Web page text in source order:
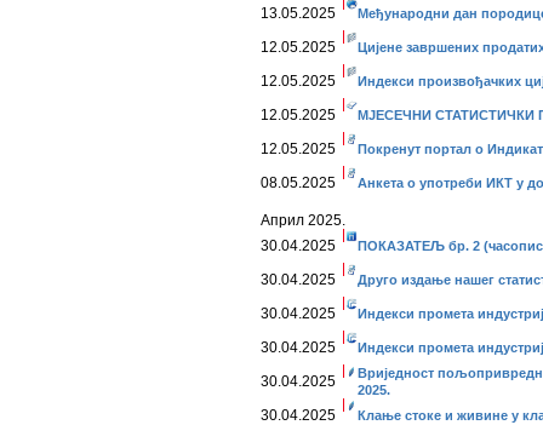
13.05.2025 Међународни дан
12.05.2025 Цијене завршених
12.05.2025 Индекси произвођачких
12.05.2025 МЈЕСЕЧНИ СТАТИСТИЧКИ
12.05.2025 Покренут портал о
08.05.2025 Анкета о употреби ИКТ у
Април 2025.
30.04.2025
ПОКАЗАТЕЉ бр. 2
30.04.2025 Друго издање нашег
30.04.2025 Индекси промета
30.04.2025 Индекси промета
30.04.2025
Вриједност
2025.
30.04.2025 Клање стоке и живине у